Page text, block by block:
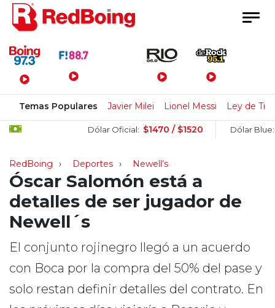
Menú Principal
Temas Populares Javier Milei Lionel Messi Ley de
Dólar Oficial: $1470 / $1520 Dólar Blue:
RedBoing Deportes Newell’s
Óscar Salomón está a
detalles de ser jugador de
Newell´s
El conjunto rojinegro llegó a un acuerdo
con Boca por la compra del 50% del pase y
solo restan definir detalles del contrato. En